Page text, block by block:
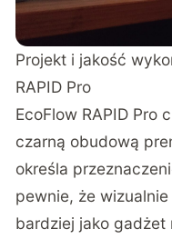
Projekt i jakość
RAPID Pro
EcoFlow RAPID Pro
czarną obudową
określa
pewnie, że
bardziej jako